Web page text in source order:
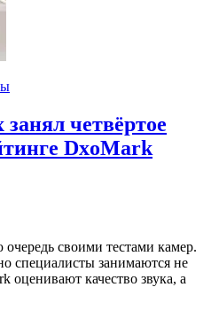
четвёртое
DxoMark
своими тестами камер.
специалисты занимаются не
оценивают качество звука, а